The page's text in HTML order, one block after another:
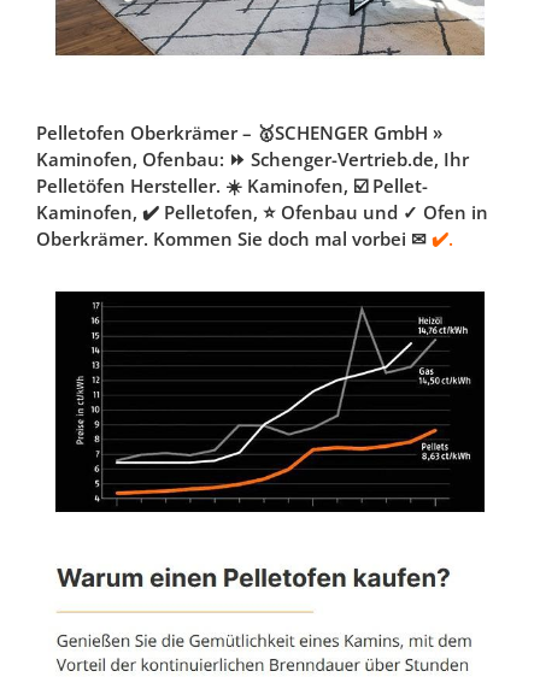
Pelletofen Oberkrämer – 🥇SCHENGER GmbH »
Kaminofen, Ofenbau: ⏩ Schenger-Vertrieb.de, Ihr
Pelletöfen Hersteller. ☀️ Kaminofen, ☑️ Pellet-
Kaminofen, ✔️ Pelletofen, ⭐ Ofenbau und ✓ Ofen in
Oberkrämer. Kommen Sie doch mal vorbei ✉ ✔️.